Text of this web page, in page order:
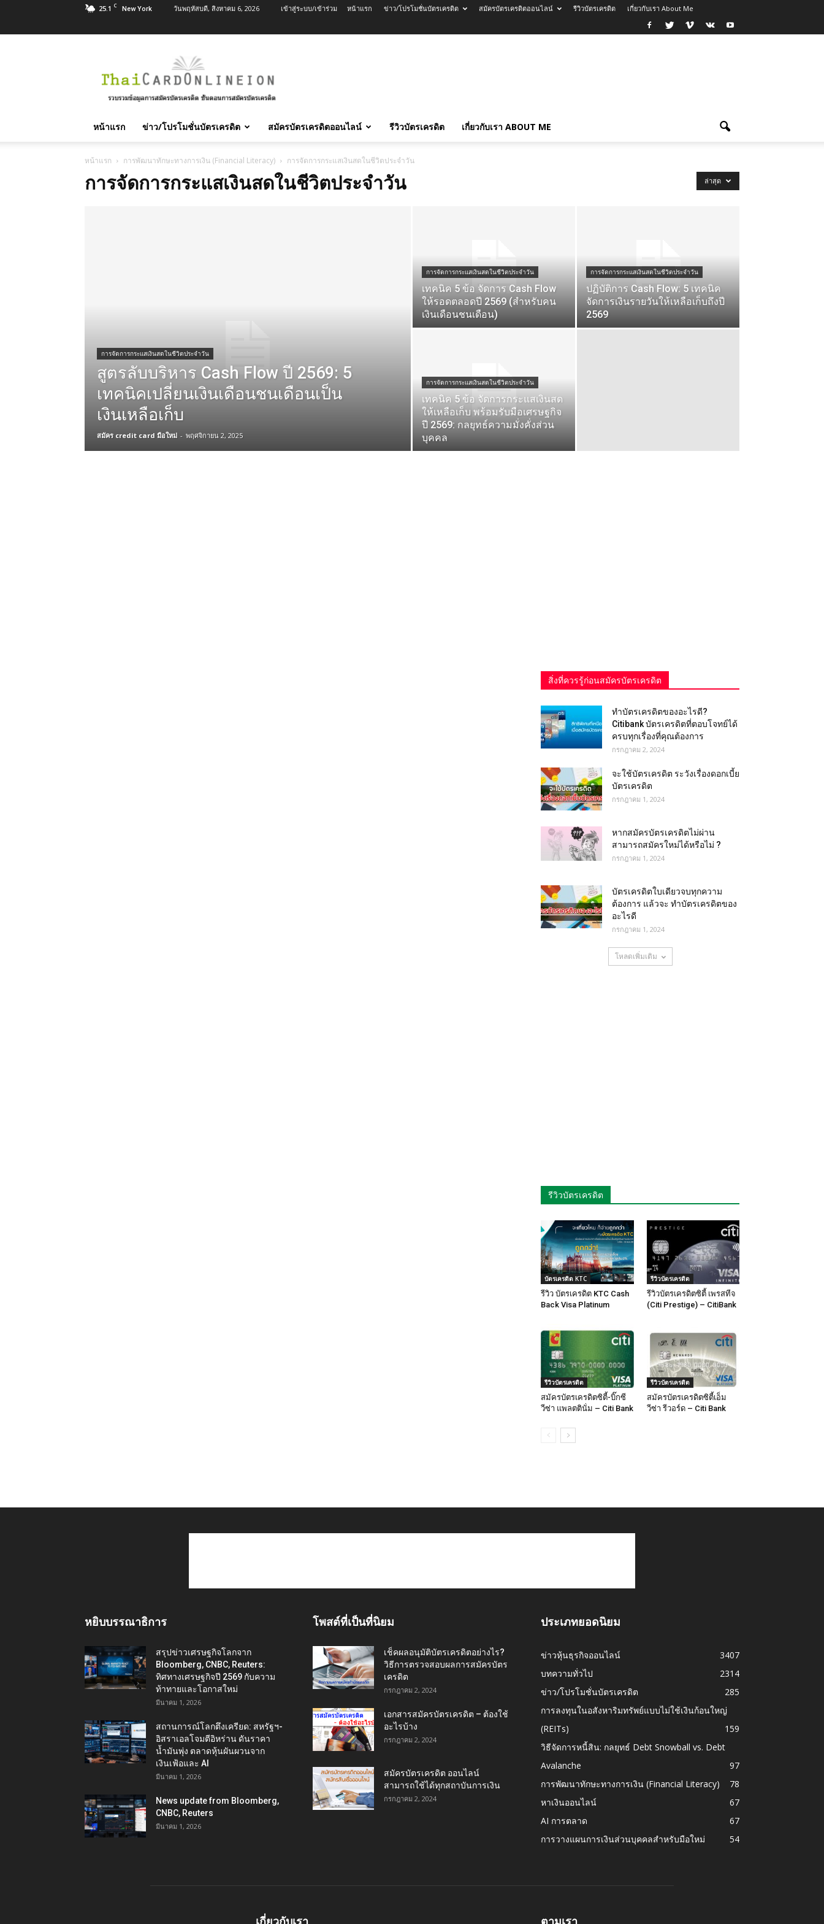
25.1 C New York วันพฤหัสบดี, สิงหาคม 6, 2026 เข้าสู่ระบบ/เข้าร่วม หน้าแรก ข่าว/โปรโมชั่นบัตรเครดิต สมัครบัตรเครดิตออนไลน์ รีวิวบัตรเครดิต เกี่ยวกับเรา About Me
เครดิต
บัตร
เงินสด
เชื่อ
บุคคล
ทุก
หน้าแรก ข่าว/โปรโมชั่นบัตรเครดิต สมัครบัตรเครดิตออนไลน์ รีวิวบัตรเครดิต เกี่ยวกับเรา ABOUT ME
หน้าแรก การพัฒนาทักษะทางการเงิน (Financial Literacy) การจัดการกระแสเงินสดในชีวิตประจำวัน
การจัดการกระแสเงินสดในชีวิตประจำวัน ล่าสุด
การจัดการกระแสเงินสดในชีวิตประจำวัน
สูตรลับบริหาร Cash Flow ปี 2569: 5
เทคนิคเปลี่ยนเงินเดือนชนเดือนเป็น
เงินเหลือเก็บ
สมัคร credit card มือใหม่ - พฤศจิกายน 2, 2025
การจัดการกระแสเงินสดในชีวิตประจำวัน
เทคนิค 5 ข้อ จัดการ Cash Flow
ให้รอดตลอดปี 2569 (สำหรับคน
เงินเดือนชนเดือน)
การจัดการกระแสเงินสดในชีวิตประจำวัน
ปฏิบัติการ Cash Flow: 5 เทคนิค
จัดการเงินรายวันให้เหลือเก็บถึงปี
2569
การจัดการกระแสเงินสดในชีวิตประจำวัน
เทคนิค 5 ข้อ จัดการกระแสเงินสด
ให้เหลือเก็บ พร้อมรับมือเศรษฐกิจ
ปี 2569: กลยุทธ์ความมั่งคั่งส่วน
บุคคล
สิ่งที่ควรรู้ก่อนสมัครบัตรเครดิต
ทำบัตรเครดิตของอะไรดี?
Citibank บัตรเครดิตที่ตอบโจทย์ได้
ครบทุกเรื่องที่คุณต้องการ
กรกฎาคม 2, 2024
จะใช้บัตรเครดิต ระวังเรื่องดอกเบี้ย
บัตรเครดิต
กรกฎาคม 1, 2024
หากสมัครบัตรเครดิตไม่ผ่าน
สามารถสมัครใหม่ได้หรือไม่ ?
กรกฎาคม 1, 2024
บัตรเครดิตใบเดียวจบทุกความ
ต้องการ แล้วจะ ทำบัตรเครดิตของ
อะไรดี
กรกฎาคม 1, 2024
โหลดเพิ่มเติม
รีวิวบัตรเครดิต
บัตรเครดิต KTC
รีวิว บัตรเครดิต KTC Cash
Back Visa Platinum
รีวิวบัตรเครดิต
รีวิวบัตรเครดิตซิตี้ เพรสทีจ
(Citi Prestige) – CitiBank
รีวิวบัตรเครดิต
สมัครบัตรเครดิตซิตี้-บิ๊กซี
วีซ่า แพลตตินั่ม – Citi Bank
รีวิวบัตรเครดิต
สมัครบัตรเครดิตซิตี้เอ็ม
วีซ่า รีวอร์ด – Citi Bank
หยิบบรรณาธิการ
สรุปข่าวเศรษฐกิจโลกจาก
Bloomberg, CNBC, Reuters:
ทิศทางเศรษฐกิจปี 2569 กับความ
ท้าทายและโอกาสใหม่
มีนาคม 1, 2026
สถานการณ์โลกตึงเครียด: สหรัฐฯ-
อิสราเอลโจมตีอิหร่าน ดันราคา
น้ำมันพุ่ง ตลาดหุ้นผันผวนจาก
เงินเฟ้อและ AI
มีนาคม 1, 2026
News update from Bloomberg,
CNBC, Reuters
มีนาคม 1, 2026
โพสต์ที่เป็นที่นิยม
เช็คผลอนุมัติบัตรเครดิตอย่างไร?
วิธีการตรวจสอบผลการสมัครบัตร
เครดิต
กรกฎาคม 2, 2024
เอกสารสมัครบัตรเครดิต – ต้องใช้
อะไรบ้าง
กรกฎาคม 2, 2024
สมัครบัตรเครดิต ออนไลน์
สามารถใช้ได้ทุกสถาบันการเงิน
กรกฎาคม 2, 2024
ประเภทยอดนิยม
ข่าวหุ้นธุรกิจออนไลน์
3407
บทความทั่วไป
2314
ข่าว/โปรโมชั่นบัตรเครดิต
285
การลงทุนในอสังหาริมทรัพย์แบบไม่ใช้เงินก้อนใหญ่
(REITs)
159
วิธีจัดการหนี้สิน: กลยุทธ์ Debt Snowball vs. Debt
Avalanche
97
การพัฒนาทักษะทางการเงิน (Financial Literacy)
78
หาเงินออนไลน์
67
AI การตลาด
67
การวางแผนการเงินส่วนบุคคลสำหรับมือใหม่
54